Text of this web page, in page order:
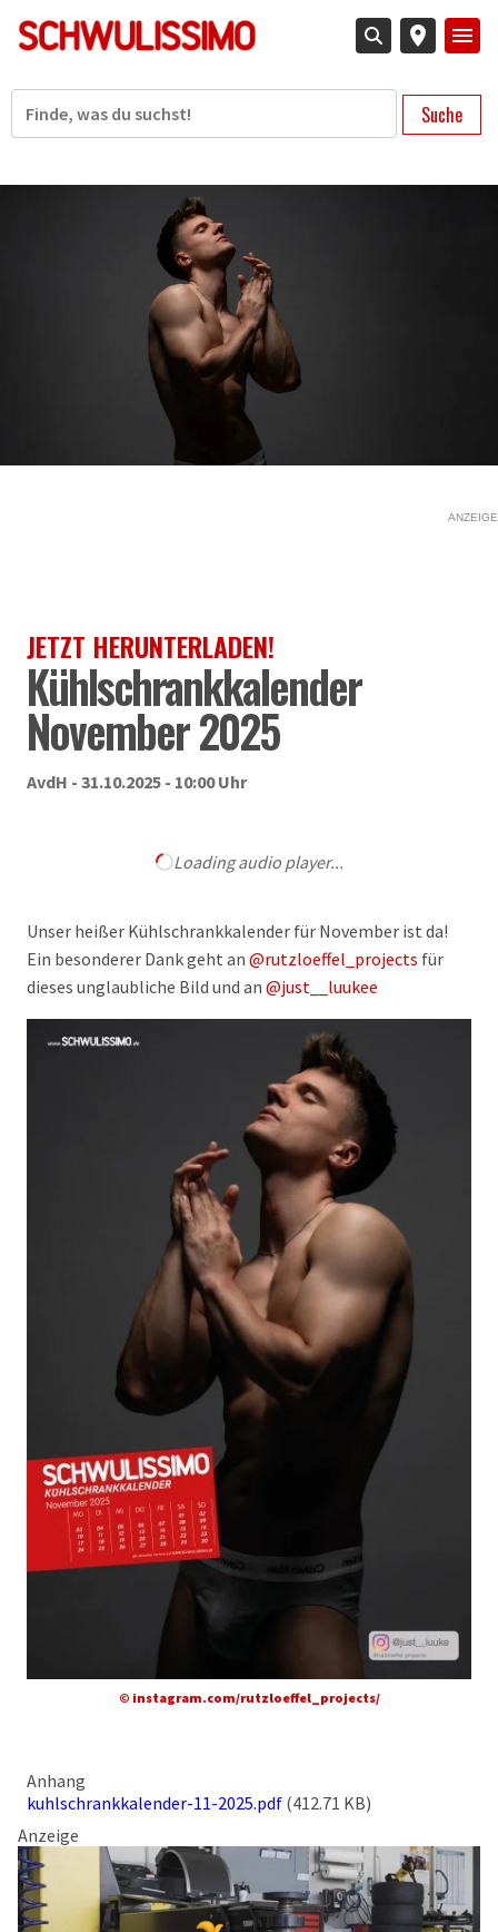
zum
Inhalt
Suche
ANZEIGE
JETZT HERUNTERLADEN!
Kühlschrankkalender
November 2025
AvdH - 31.10.2025 - 10:00 Uhr
Loading audio player...
Unser heißer Kühlschrankkalender für November ist da!
Ein besonderer Dank geht an @rutzloeffel_projects für
dieses unglaubliche Bild und an @just__luukee
© instagram.com/rutzloeffel_projects/
Anhang
kuhlschrankkalender-11-2025.pdf (412.71 KB)
Anzeige